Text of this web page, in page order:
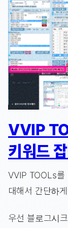
VVIP
키워드
VVIP TOOLs를
대해서 간단하
우선 블로그시